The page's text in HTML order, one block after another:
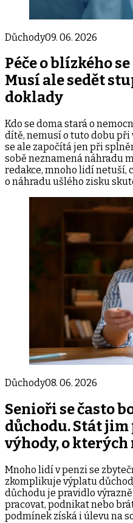
Důchody09. 06. 2026
Péče o blízkého
Musí ale sedět
doklady
Kdo se doma stará o
dítě, nemusí o tuto dobu
se ale započítá jen při
sobě neznamená náhradu
redakce, mnoho lidí netuší,
o náhradu ušlého zisku
Důchody08. 06. 2026
Senioři se často
důchodu. Stát
výhody, o
Mnoho lidí v penzi se
zkomplikuje výplatu
důchodu je pravidlo
pracovat, podnikat nebo
podmínek získá i úlevu na